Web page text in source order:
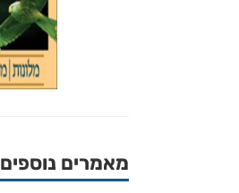
מאמרים נוספים